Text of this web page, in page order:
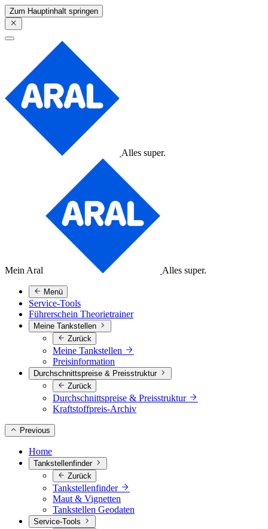
Zum Hauptinhalt springen
Alles super.
Mein Aral Alles super.
Menü
Service-Tools
Führerschein Theorietrainer
Meine Tankstellen
Zurück
Meine Tankstellen
Preisinformation
Durchschnittspreise & Preisstruktur
Zurück
Durchschnittspreise & Preisstruktur
Kraftstoffpreis-Archiv
Previous
Home
Tankstellenfinder
Zurück
Tankstellenfinder
Maut & Vignetten
Tankstellen Geodaten
Service-Tools